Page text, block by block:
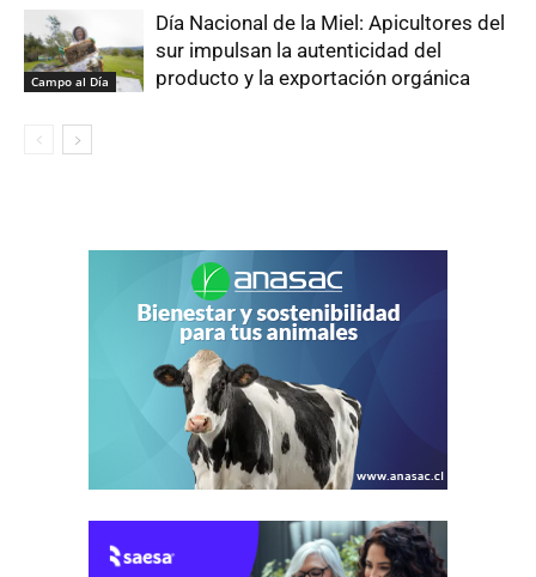
Campo al Día
Día Nacional de la Miel: Apicultores del
sur impulsan la autenticidad del
producto y la exportación orgánica